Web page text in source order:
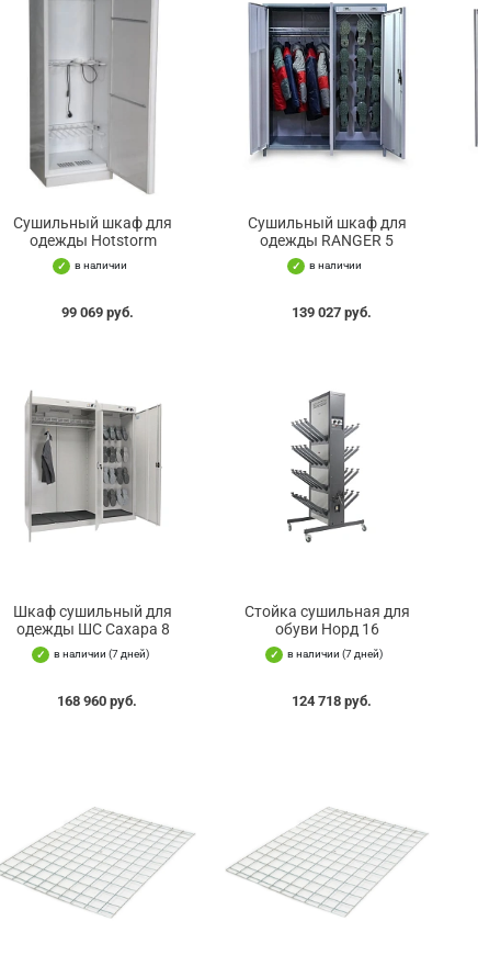
Сушильный шкаф для
одежды Hotstorm
в наличии
99 069 руб.
Сушильный шкаф для
одежды RANGER 5
в наличии
139 027 руб.
Шкаф сушильный для
одежды ШС Сахара 8
в наличии (7 дней)
168 960 руб.
Стойка сушильная для
обуви Норд 16
в наличии (7 дней)
124 718 руб.